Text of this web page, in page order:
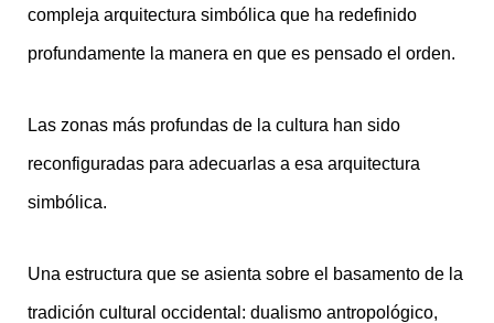
compleja arquitectura simbólica que ha redefinido
profundamente la manera en que es pensado el orden.
Las zonas más profundas de la cultura han sido
reconfiguradas para adecuarlas a esa arquitectura
simbólica.
Una estructura que se asienta sobre el basamento de la
tradición cultural occidental: dualismo antropológico,